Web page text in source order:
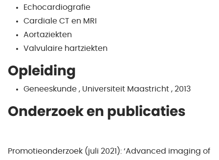
Echocardiografie
Cardiale CT en MRI
Aortaziekten
Valvulaire hartziekten
Opleiding
Geneeskunde , Universiteit Maastricht , 2013
Onderzoek en publicaties
Promotieonderzoek (juli 2021): ‘Advanced imaging of